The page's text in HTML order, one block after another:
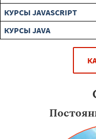
КУРСЫ JAVASCRIPT
КУРСЫ JAVA